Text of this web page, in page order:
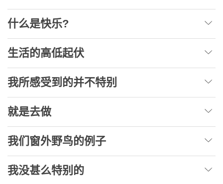
什么是快乐?
生活的高低起伏
我所感受到的并不特别
就是去做
我们窗外野鸟的例子
我没甚么特别的